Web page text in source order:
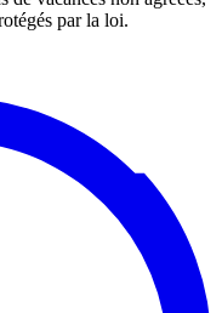
par la loi.